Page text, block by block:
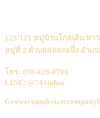
123/121 หมู่บ้านโกลเด้น ทา
หมู่ที่ 2 ตำบลคลองหนึ่ง อำเ
โทร: 098-426-4799
LINE: @744infau